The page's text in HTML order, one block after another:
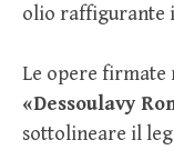
olio raffigurante
Le opere firmate
«Dessoulavy
sottolineare il